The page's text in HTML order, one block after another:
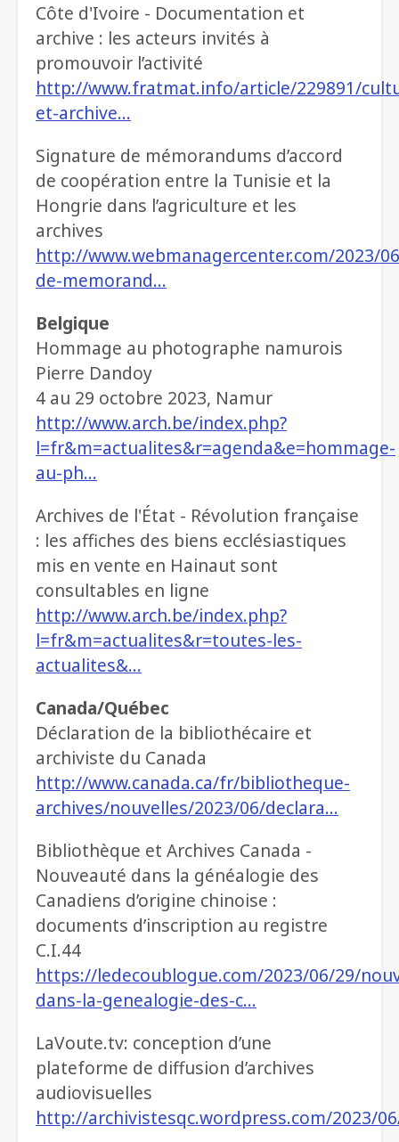
Côte d'Ivoire - Documentation et
archive : les acteurs invités à
promouvoir l’activité
http://www.fratmat.info/article/229891/
et-archive…
Signature de mémorandums d’accord
de coopération entre la Tunisie et la
Hongrie dans l’agriculture et les
archives
http://www.webmanagercenter.com/2023/
de-memorand…
Belgique
Hommage au photographe namurois
Pierre Dandoy
4 au 29 octobre 2023, Namur
http://www.arch.be/index.php?
l=fr&m=actualites&r=agenda&e=hommage-
au-ph…
Archives de l'État - Révolution française
: les affiches des biens ecclésiastiques
mis en vente en Hainaut sont
consultables en ligne
http://www.arch.be/index.php?
l=fr&m=actualites&r=toutes-les-
actualites&…
Canada/Québec
Déclaration de la bibliothécaire et
archiviste du Canada
http://www.canada.ca/fr/bibliotheque-
archives/nouvelles/2023/06/declara…
Bibliothèque et Archives Canada -
Nouveauté dans la généalogie des
Canadiens d’origine chinoise :
documents d’inscription au registre
C.I.44
https://ledecoublogue.com/2023/06/29/
dans-la-genealogie-des-c…
LaVoute.tv: conception d’une
plateforme de diffusion d’archives
audiovisuelles
http://archivistesqc.wordpress.com/2023/